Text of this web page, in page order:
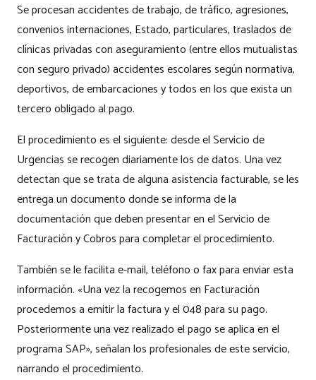
Se procesan accidentes de trabajo, de tráfico, agresiones,
convenios internaciones, Estado, particulares, traslados de
clínicas privadas con aseguramiento (entre ellos mutualistas
con seguro privado) accidentes escolares según normativa,
deportivos, de embarcaciones y todos en los que exista un
tercero obligado al pago.
El procedimiento es el siguiente: desde el Servicio de
Urgencias se recogen diariamente los de datos. Una vez
detectan que se trata de alguna asistencia facturable, se les
entrega un documento donde se informa de la
documentación que deben presentar en el Servicio de
Facturación y Cobros para completar el procedimiento.
También se le facilita e-mail, teléfono o fax para enviar esta
información. «Una vez la recogemos en Facturación
procedemos a emitir la factura y el 048 para su pago.
Posteriormente una vez realizado el pago se aplica en el
programa SAP», señalan los profesionales de este servicio,
narrando el procedimiento.